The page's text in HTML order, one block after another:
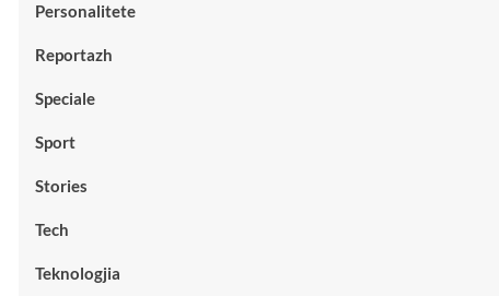
Personalitete
Reportazh
Speciale
Sport
Stories
Tech
Teknologjia